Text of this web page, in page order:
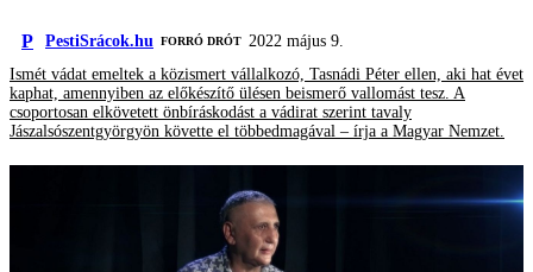
P PestiSrácok.hu FORRÓ DRÓT
2022 május 9.
Ismét vádat emeltek a közismert vállalkozó, Tasnádi Péter ellen, aki hat évet
kaphat, amennyiben az előkészítő ülésen beismerő vallomást tesz. A
csoportosan elkövetett önbíráskodást a vádirat szerint tavaly
Jászalsószentgyörgyön követte el többedmagával – írja a Magyar Nemzet.